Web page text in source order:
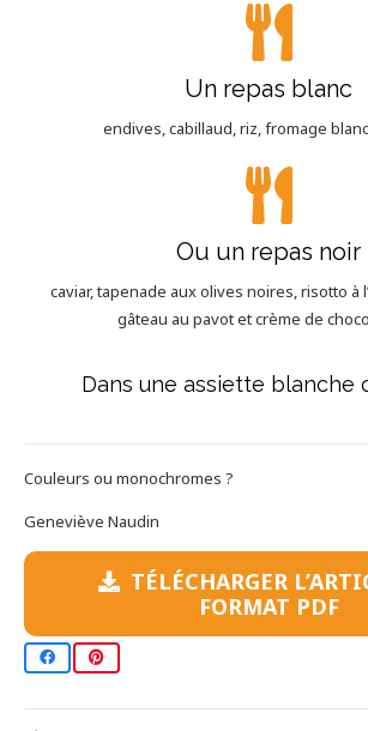
Un repas blanc
endives, cabillaud, riz, fromage
Ou un repas noir
caviar, tapenade aux olives noires, risotto à
gâteau au pavot et crème de
Dans une assiette blanche
Couleurs ou monochromes ?
Geneviève Naudin
TÉLÉCHARGER
FORMAT PDF